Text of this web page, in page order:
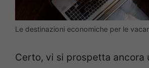
Le destinazioni economiche per le
Certo, vi si prospetta ancora